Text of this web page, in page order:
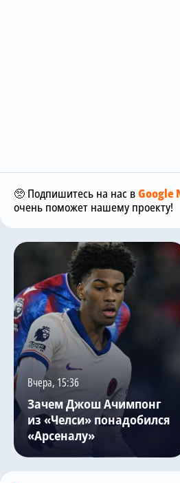
🥺 Подпишитесь на нас вGoogle
очень поможет нашему проекту!
Вчера, 15:36
Зачем Джош Ачимпонг
из «Челси» понадобился
«Арсеналу»